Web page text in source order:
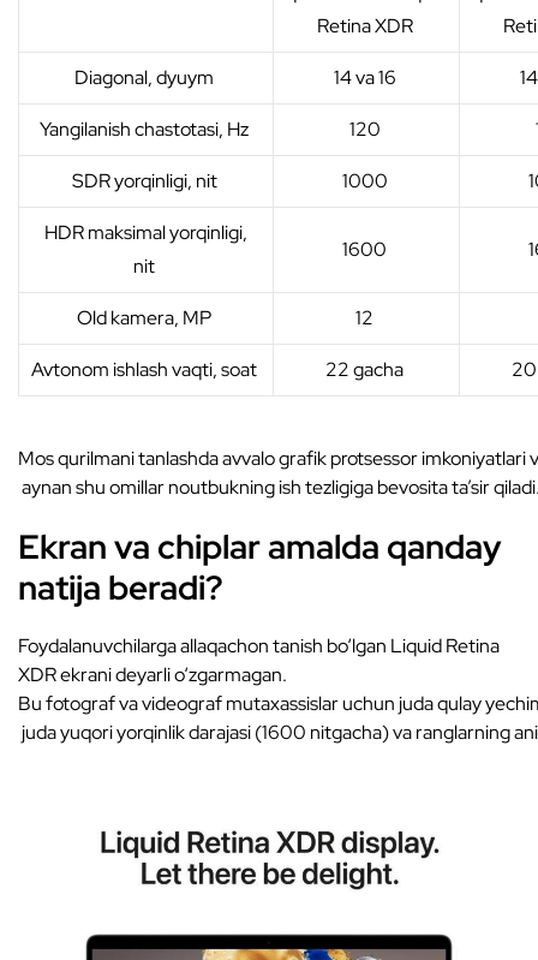
Retina XDR
Diagonal, dyuym 14 va 16
Yangilanish chastotasi, Hz 120
SDR yorqinligi, nit 1000
HDR maksimal yorqinligi,
nit
1600
Old kamera, MP 12
Avtonom ishlash vaqti, soat 22 gacha
Mos qurilmani tanlashda avvalo grafik protsessor imkoniyatlari
aynan shu omillar noutbukning ish tezligiga bevosita ta’sir
Ekran va chiplar amalda qanday
natija beradi?
Foydalanuvchilarga allaqachon tanish bo‘lgan Liquid Retina
XDR ekrani deyarli o‘zgarmagan.
Bu fotograf va videograf mutaxassislar uchun juda qulay
juda yuqori yorqinlik darajasi (1600 nitgacha) va ranglarning